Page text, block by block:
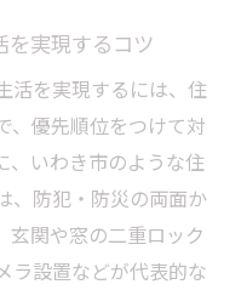
を実現するコツ
活を実現するには、住
、優先順位をつけて対
、いわき市のような住
、防犯・防災の両面か
玄関や窓の二重ロック
ラ設置などが代表的な